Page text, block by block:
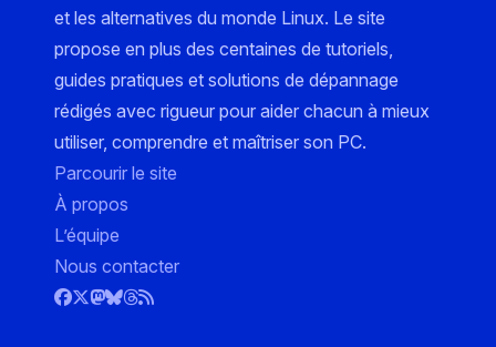
et les alternatives du monde Linux. Le site
propose en plus des centaines de tutoriels,
guides pratiques et solutions de dépannage
rédigés avec rigueur pour aider chacun à mieux
utiliser, comprendre et maîtriser son PC.
Parcourir le site
À propos
L’équipe
Nous contacter